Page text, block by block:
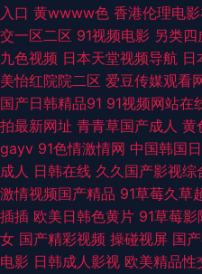
成人 91人体 99拍99视频 国产夫妻
吃瓜 中文字幕9在线看 国人影院 人
起飞18 肏屄网站在线观看 韩国在线
五级 三级片AV网站 91国产视频大
站 美女含羞草 婷婷伊人影院 91视频
源网 人人射超碰 伊人大香啪啪 97福
入口 黄wwww色 香港伦理电
交一区二区 91视频电影 另类四
九色视频 日本天堂视频导航 日
美怡红院院二区 爱豆传媒观看
国产日韩精品91 91视频网站在
拍最新网址 青青草国产成人 黄
gayv 91色情激情网 中国韩国
成人 日韩在线 久久国产影视综
激情视频国产精品 91草莓久草
插插 欧美日韩色黄片 91草莓影
女 国产精彩视频 操碰视屏 国
电影 日韩成人影视 欧美精品性